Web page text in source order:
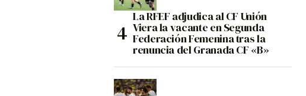
La RFEF adjudica al CF Unión
Viera la vacante en Segunda
Federación Femenina tras la
renuncia del Granada CF «B»